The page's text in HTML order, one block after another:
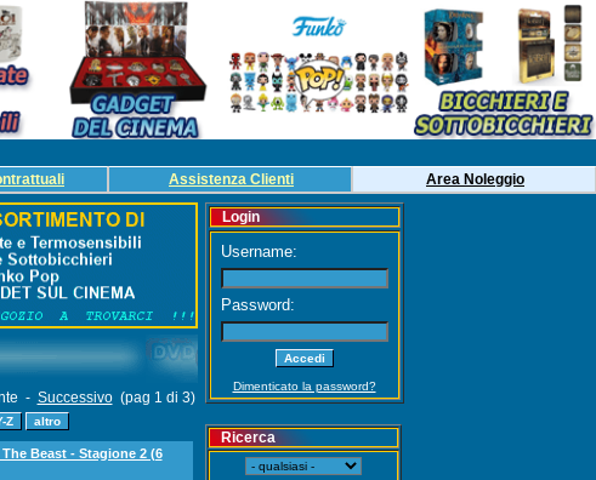
Assistenza Clienti Area Noleggio
- Successivo(pag 1 di 3)
Beast - Stagione 2 (6
Login
Username:
Password:
Dimenticato la password?
Ricerca